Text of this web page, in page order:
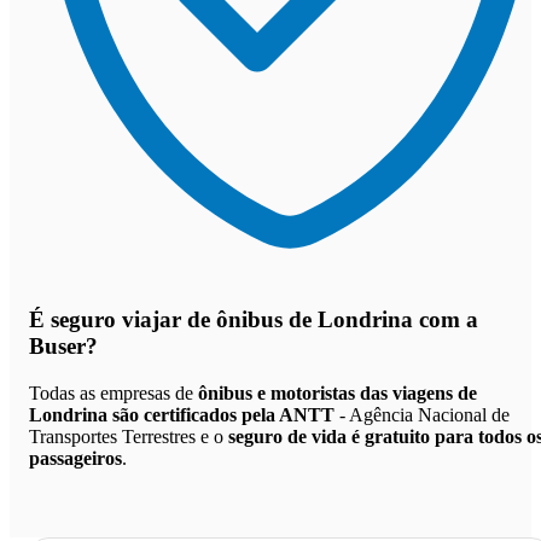
É seguro viajar de ônibus de Londrina com a
Buser?
Todas as empresas de ônibus e motoristas das viagens de
Londrina são certificados pela ANTT - Agência Nacional de
Transportes Terrestres e o seguro de vida é gratuito para todos
passageiros.